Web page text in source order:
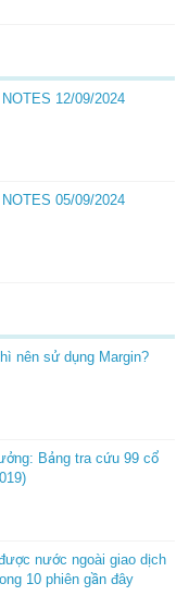
12/09/2024
05/09/2024
nên sử dụng Margin?
Bảng tra cứu 99 cổ
nước ngoài giao dịch
10 phiên gần đây